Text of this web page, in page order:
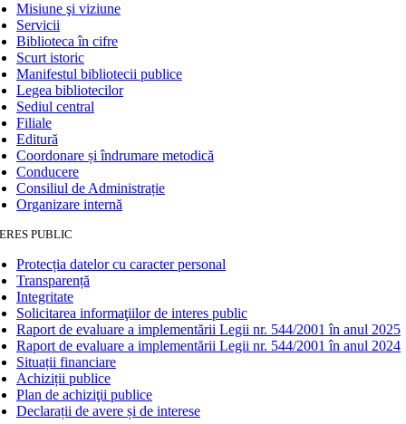
Misiune şi viziune
Servicii
Biblioteca în cifre
Scurt istoric
Manifestul bibliotecii publice
Legea bibliotecilor
Sediul central
Filiale
Editură
Coordonare și îndrumare metodică
Conducere
Consiliul de Administrație
Organizare internă
PUBLIC
Protecția datelor cu caracter personal
Transparență
Integritate
Solicitarea informaţiilor de interes public
Raport de evaluare a implementării Legii nr. 544/2001 în anul 2025
Raport de evaluare a implementării Legii nr. 544/2001 în anul 2024
Situații financiare
Achiziții publice
Plan de achiziţii publice
Declarații de avere și de interese